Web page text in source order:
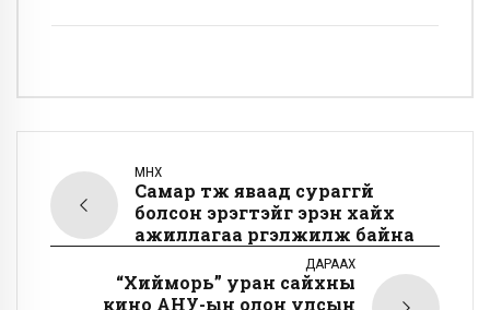
ӨМНӨХ
Самар түүж яваад сураггүй
болсон эрэгтэйг эрэн хайх
ажиллагаа үргэлжилж байна
ДАРААХ
“Хийморь” уран сайхны
кино АНУ-ын олон улсын